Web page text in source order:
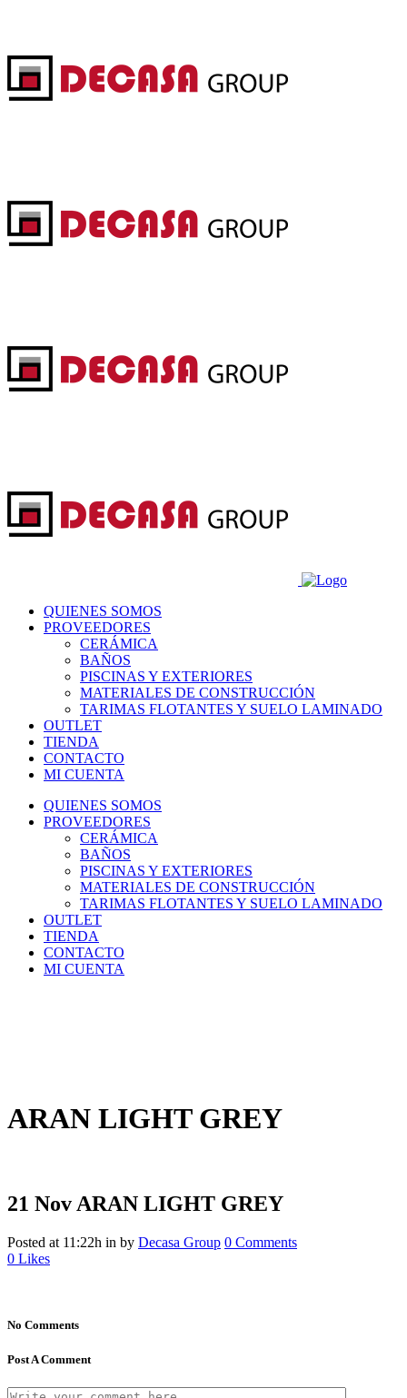
QUIENES SOMOS
PROVEEDORES
CERÁMICA
BAÑOS
PISCINAS Y EXTERIORES
MATERIALES DE CONSTRUCCIÓN
TARIMAS FLOTANTES Y SUELO LAMINADO
OUTLET
TIENDA
CONTACTO
MI CUENTA
QUIENES SOMOS
PROVEEDORES
CERÁMICA
BAÑOS
PISCINAS Y EXTERIORES
MATERIALES DE CONSTRUCCIÓN
TARIMAS FLOTANTES Y SUELO LAMINADO
OUTLET
TIENDA
CONTACTO
MI CUENTA
ARAN LIGHT GREY
21 Nov ARAN LIGHT GREY
Posted at 11:22h in by Decasa Group 0 Comments
0 Likes
No Comments
Post A Comment